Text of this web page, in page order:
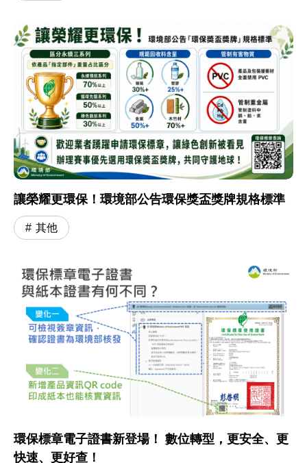
讓榮耀更環保！環境部公告環保獎盃獎牌規格標準
其他
環保標章電子證書新登場！ 數位轉型，更安全、更
快速、更好查！